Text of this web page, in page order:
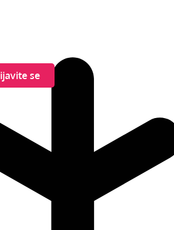
se